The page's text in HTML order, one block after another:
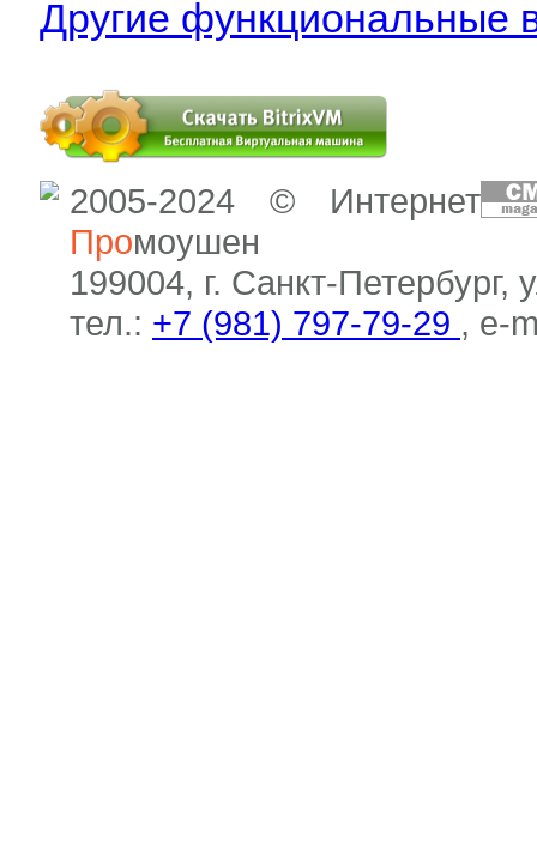
Другие функциональные
2005-2024 © Интернет
Промоушен
199004, г. Санкт-Петербург,
тел.: +7 (981) 797-79-29 , e-